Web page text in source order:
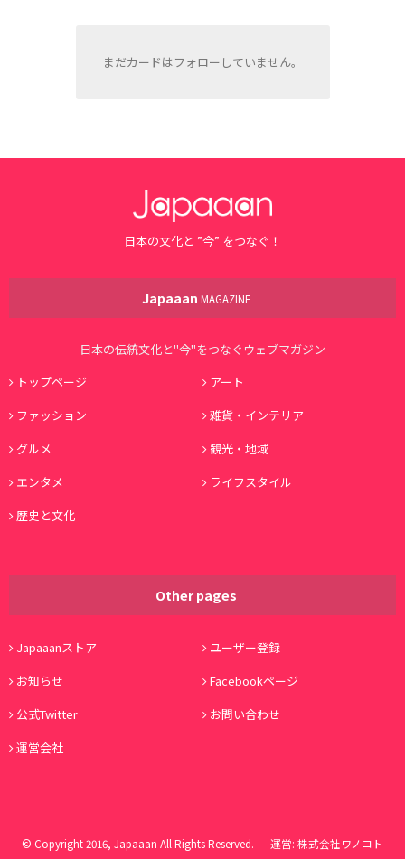
まだカードはフォローしていません。
日本の文化と ”今” をつなぐ！
Japaaan MAGAZINE
日本の伝統文化と"今"をつなぐウェブマガジン
トップページ
アート
ファッション
雑貨・インテリア
グルメ
観光・地域
エンタメ
ライフスタイル
歴史と文化
Other pages
Japaaanストア
ユーザー登録
お知らせ
Facebookページ
公式Twitter
お問い合わせ
運営会社
© Copyright 2016, Japaaan All Rights Reserved. 運営: 株式会社ワノコト